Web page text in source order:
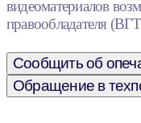
видеоматериалов
правообладателя
Сообщить об
Обращение в